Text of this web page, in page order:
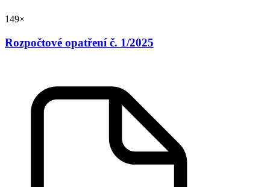
149×
Rozpočtové opatření č. 1/2025